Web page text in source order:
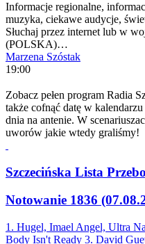
Informacje regionalne,
muzyka, ciekawe audycje,
Słuchaj przez internet lub w
(POLSKA)…
Marzena Szóstak
19:00
Zobacz pełen program Radia
także cofnąć datę w
dnia na antenie. W
uworów jakie wtedy graliśmy!
Szczecińska Lista
Notowanie 1836
1. Hugel, Imael Angel, Ultra
Body Isn't Ready 3. David